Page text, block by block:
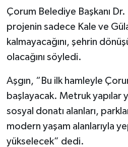
Çorum Belediye Başkanı
projenin sadece Kale ve
kalmayacağını, şehrin
olacağını söyledi.
Aşgın, “Bu ilk hamleyle
başlayacak. Metruk yapılar
sosyal donatı alanları,
modern yaşam alanlarıyla
yükselecek” dedi.